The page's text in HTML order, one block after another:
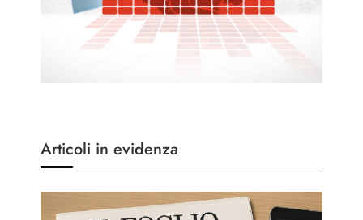
Articoli in evidenza